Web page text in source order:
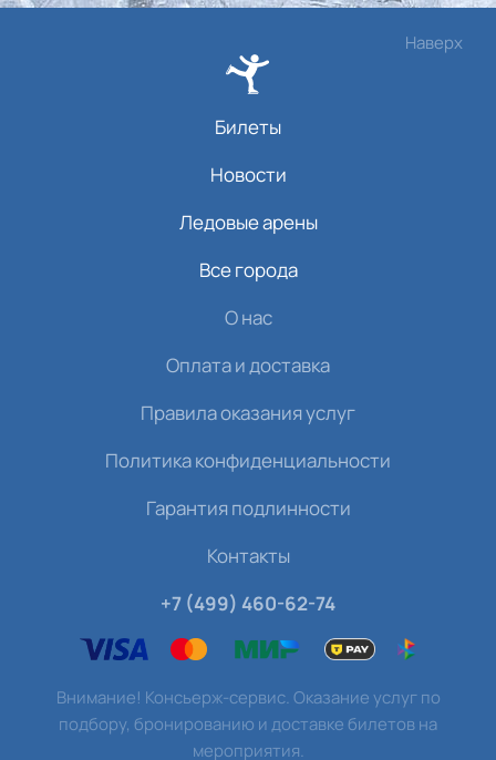
Наверх
Билеты
Новости
Ледовые арены
Все города
О нас
Оплата и доставка
Правила оказания услуг
Политика конфиденциальности
Гарантия подлинности
Контакты
+7 (499) 460-62-74
Внимание! Консьерж-сервис. Оказание услуг по
подбору, бронированию и доставке билетов на
мероприятия.